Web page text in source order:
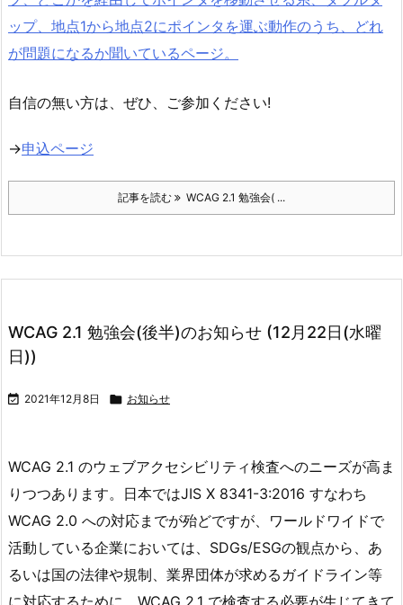
自信の無い方は、ぜひ、ご参加ください!
→申込ページ
記事を読む WCAG 2.1 勉強会( ...
WCAG 2.1 勉強会(後半)のお知らせ (12月22日(水曜
日))
 2021年12月8日  お知らせ
WCAG 2.1 のウェブアクセシビリティ検査へのニーズが高ま
りつつあります。日本ではJIS X 8341-3:2016 すなわち
WCAG 2.0 への対応までが殆どですが、ワールドワイドで
活動している企業においては、SDGs/ESGの観点から、あ
るいは国の法律や規制、業界団体が求めるガイドライン等
に対応するために、WCAG 2.1 で検査する必要が生じてきて